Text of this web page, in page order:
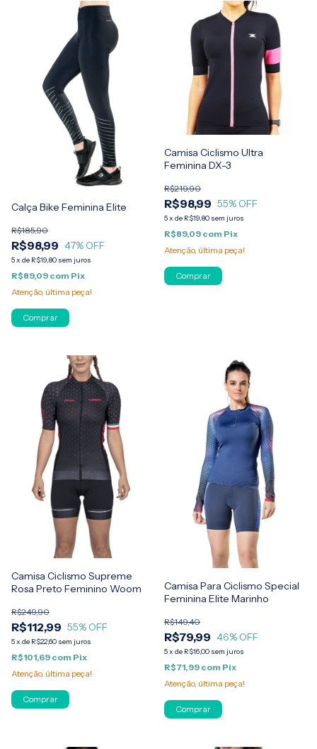
Calça Bike Feminina Elite
R$98,99
R$185,90
47% OFF
5x de R$19,80 sem juros
R$89,09 com Pix
Atenção, última peça!
Comprar
Camisa Ciclismo Ultra
Feminina DX-3
R$98,99
R$219,90
55% OFF
5x de R$19,80 sem juros
R$89,09 com Pix
Atenção, última peça!
Comprar
Camisa Ciclismo Supreme
Rosa Preto Feminino Woom
R$112,99
R$249,90
55% OFF
5x de R$22,60 sem juros
R$101,69 com Pix
Atenção, última peça!
Comprar
Camisa Para Ciclismo Special
Feminina Elite Marinho
R$79,99
R$149,40
46% OFF
5x de R$16,00 sem juros
R$71,99 com Pix
Atenção, última peça!
Comprar